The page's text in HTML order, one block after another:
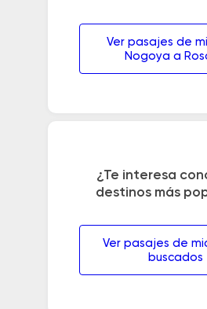
Ver pasajes de
Nogoya a
¿Te interesa
destinos más
Ver pasajes de
buscados